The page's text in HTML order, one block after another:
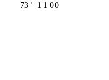
73 ʼ 1 1 00